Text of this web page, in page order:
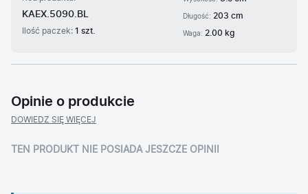
KAEX.5090.BL
Ilość paczek: 1 szt.
Długość:203 cm
Waga:2.00 kg
Opinie o produkcie
DOWIEDZ SIĘ WIĘCEJ
TEN PRODUKT NIE POSIADA JESZCZE OPINII